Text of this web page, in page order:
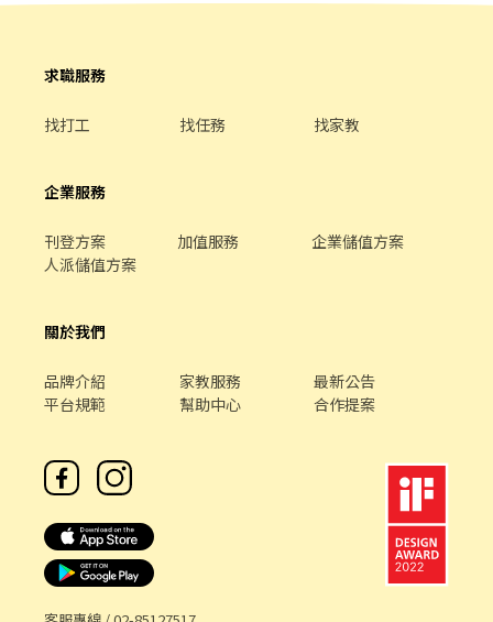
求職服務
找打工 找任務 找家教
企業服務
刊登方案 加值服務
企業儲值方案
人派儲值方案
關於我們
品牌介紹 家教服務
最新公告
平台規範
幫助中心 合作提案